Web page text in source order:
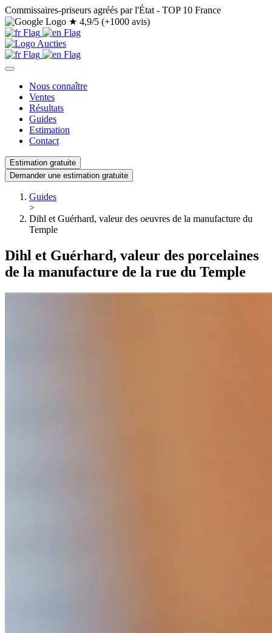
Commissaires-priseurs agréés par l'État - TOP 10 France
★ 4,9/5 (+1000 avis)
Nous connaître
Ventes
Résultats
Guides
Estimation
Contact
Estimation gratuite
Demander une estimation gratuite
Guides
>
Dihl et Guérhard, valeur des oeuvres de la manufacture du
Temple
Dihl et Guérhard, valeur des porcelaines
de la manufacture de la rue du Temple